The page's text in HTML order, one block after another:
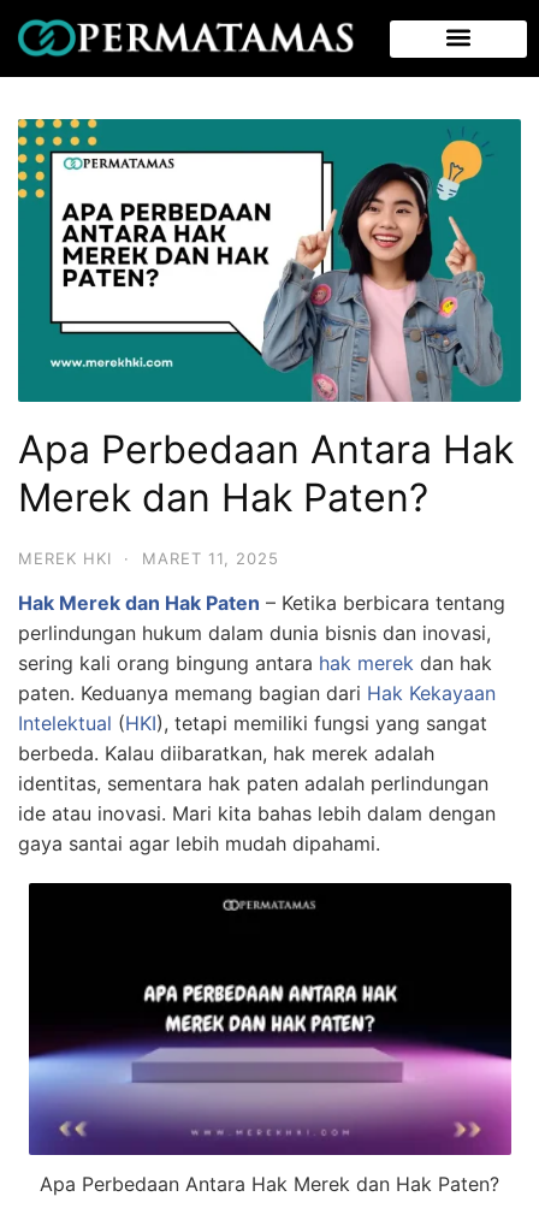
Apa Perbedaan Antara Hak
Merek dan Hak Paten?
MEREK HKI · MARET 11, 2025
Hak Merek dan Hak Paten – Ketika berbicara tentang
perlindungan hukum dalam dunia bisnis dan inovasi,
sering kali orang bingung antara hak merek dan hak
paten. Keduanya memang bagian dari Hak Kekayaan
Intelektual (HKI), tetapi memiliki fungsi yang sangat
berbeda. Kalau diibaratkan, hak merek adalah
identitas, sementara hak paten adalah perlindungan
ide atau inovasi. Mari kita bahas lebih dalam dengan
gaya santai agar lebih mudah dipahami.
Apa Perbedaan Antara Hak Merek dan Hak Paten?